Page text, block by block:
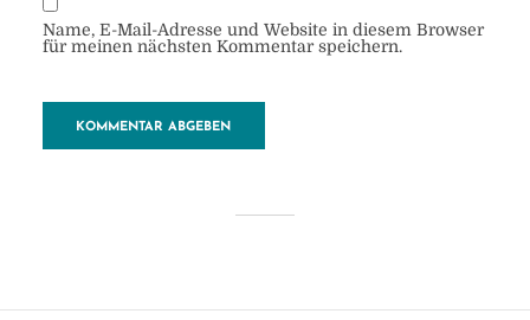
Innenhof.2
Name, E-Mail-Adresse und Website in diesem Browser
für meinen nächsten Kommentar speichern.